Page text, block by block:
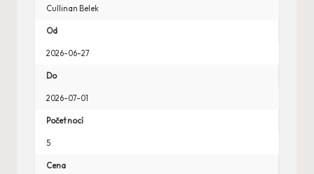
Cullinan Belek
Od
2026-06-27
Do
2026-07-01
Počet nocí
5
Cena